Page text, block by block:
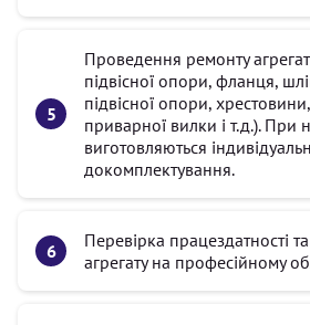
Проведення ремонту
підвісної опори, фланця,
підвісної опори,
приварної вилки і т.д.). При
виготовляються
докомплектування.
Перевірка працездатності
агрегату на професійному